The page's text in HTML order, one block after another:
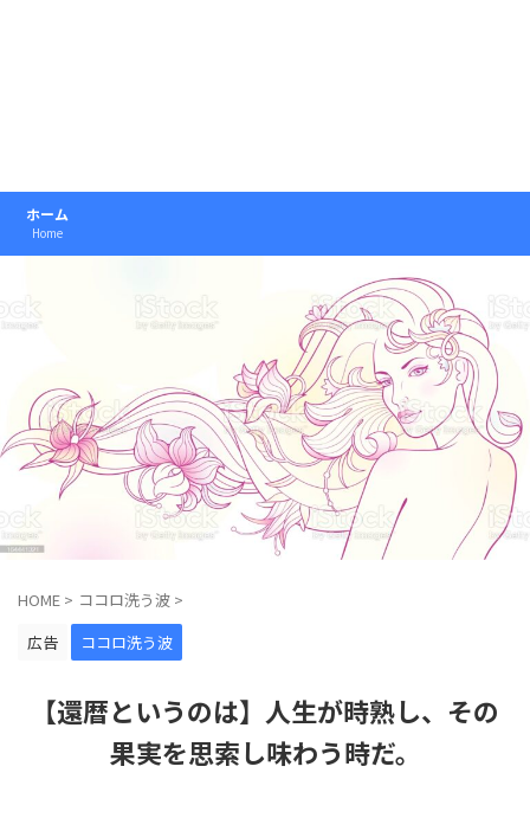
ホーム
Home
HOME > ココロ洗う波 >
広告
ココロ洗う波
【還暦というのは】人生が時熟し、その
果実を思索し味わう時だ。